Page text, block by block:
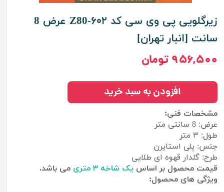
زیرگلویی پی وی سی کد Z80-۶۰۲ عرض 8
سانت [انبار تهران]
۹۵۶,۵۰۰ تومان
مشخصات فنی:
عرض: 8 سانتی متر
طول: ۳ متر
جنس: پلی استایرن
طرح: گلدار قهوه ای طلایی
قیمت محصول بر اساس یک شاخه ۳ متری
می باشد.
ویژگی های محصول:
افزودن به سبد خرید